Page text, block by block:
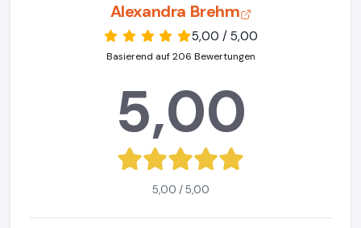
Alexandra Brehm
5,00 / 5,00
Basierend auf 206 Bewertungen
5,00
5,00 / 5,00